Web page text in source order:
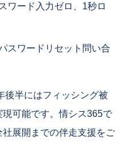
ワード入力ゼロ、1秒ロ
パスワードリセット問い合
後半にはフィッシング被
可能です。情シス365で
展開までの伴走支援をご